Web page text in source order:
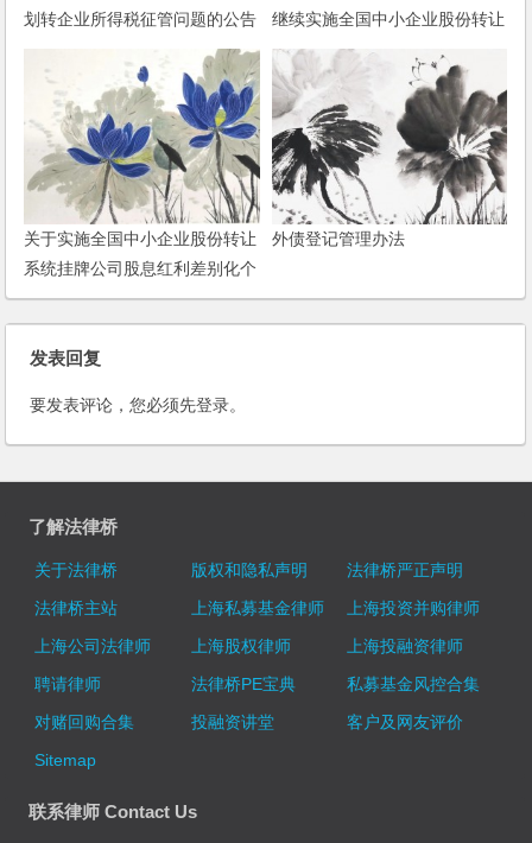
划转企业所得税征管问题的公告
继续实施全国中小企业股份转让
系统挂牌公司股息红利差别化个
人所得税政策的公告
关于实施全国中小企业股份转让
系统挂牌公司股息红利差别化个
人所得税政策有关问题的通知
外债登记管理办法
发表回复
要发表评论，您必须先登录。
了解法律桥
关于法律桥 版权和隐私声明
法律桥严正声明
法律桥主站
上海私募基金律师
上海投资并购律师
上海公司法律师
上海股权律师
上海投融资律师
聘请律师
法律桥PE宝典
私募基金风控合集
对赌回购合集
投融资讲堂
客户及网友评价
Sitemap
联系律师 Contact Us